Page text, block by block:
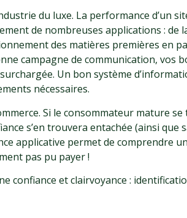
du luxe. La performance d’un
de nombreuses applications : de
des matières premières en
campagne de communication, vos
Un bon système
nécessaires.
Si le consommateur mature
s’en trouvera entachée (ainsi que
applicative permet de comprendre
pas pu payer !
confiance et clairvoyance :